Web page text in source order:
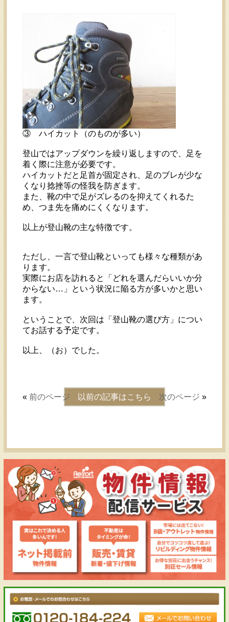
③ ハイカット（のものが多い）
登山ではアップダウンを繰り返しますので、足を
着く際に注意が必要です。
ハイカットだと足首が固定され、足のブレが少な
くなり捻挫等の怪我を防ぎます。
また、靴の中で足がズレるのを抑えてくれるた
め、つま先を痛めにくくなります。
以上が登山靴の主な特徴です。
ただし、一言で登山靴といっても様々な種類があ
ります。
実際にお店を訪れると「どれを選んだらいいか分
からない…」という状況に陥る方が多いかと思い
ます。
ということで、次回は「登山靴の選び方」につい
てお話する予定です。
以上、（お）でした。
« 前のページ 次のページ »
以前の記事はこちら